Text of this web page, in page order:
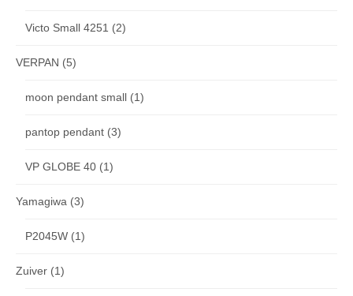
Victo Small 4251 (2)
VERPAN (5)
moon pendant small (1)
pantop pendant (3)
VP GLOBE 40 (1)
Yamagiwa (3)
P2045W (1)
Zuiver (1)